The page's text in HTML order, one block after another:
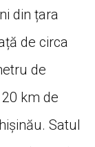
din țara
de circa
de
km de
Satul